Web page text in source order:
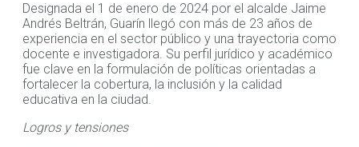
Designada el 1 de enero de 2024 por el alcalde Jaime
Andrés Beltrán, Guarín llegó con más de 23 años de
experiencia en el sector público y una trayectoria como
docente e investigadora. Su perfil jurídico y académico
fue clave en la formulación de políticas orientadas a
fortalecer la cobertura, la inclusión y la calidad
educativa en la ciudad.
Logros y tensiones